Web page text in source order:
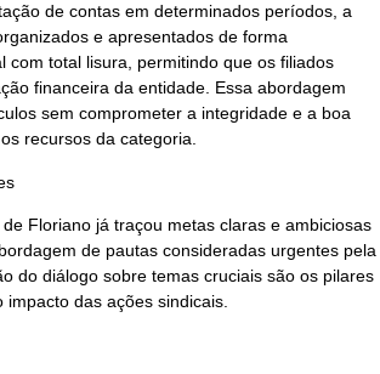
de contas em determinados períodos, a
e apresentados de forma
total lisura, permitindo que os filiados
financeira da entidade. Essa abordagem
sem comprometer a integridade e a boa
recursos da categoria.
Floriano já traçou metas claras e ambiciosas
de pautas consideradas urgentes pela
do diálogo sobre temas cruciais são os pilares
das ações sindicais.